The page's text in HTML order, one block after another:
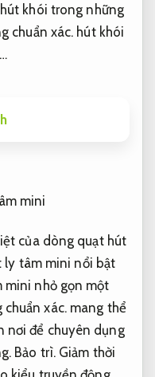
khói trong những
chuẩn xác. hút khói
của dòng quạt hút
tâm mini nổi bật
mini nhỏ gọn một
chuẩn xác.mang thể
nơi để chuyên dụng
Bảo trì. Giảm thời